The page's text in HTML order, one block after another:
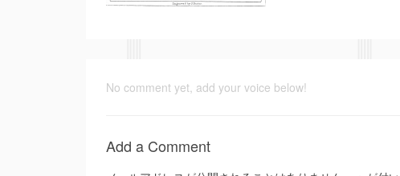
No comment yet, add your voice below!
Add a Comment